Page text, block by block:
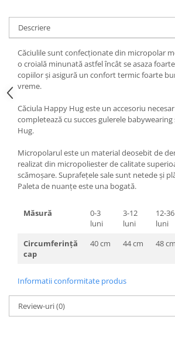
Descriere
Căciulile sunt confecționate din micropolar
o croială minunată astfel încât se asaza
copiilor și asigură un confort termic foarte
vreme.
Căciula Happy Hug este un accesoriu
completează cu succes gulerele
Hug.
Micropolarul este un material deosebit de
realizat din micropoliester de calitate
scămoșare. Suprafețele sale sunt netede și
Paleta de nuanțe este una bogată.
Măsură
0-3
luni
3-12
luni
12-36
luni
Circumferință
cap
40 cm 44 cm 48 cm
Informatii conformitate produs
Review-uri(0)